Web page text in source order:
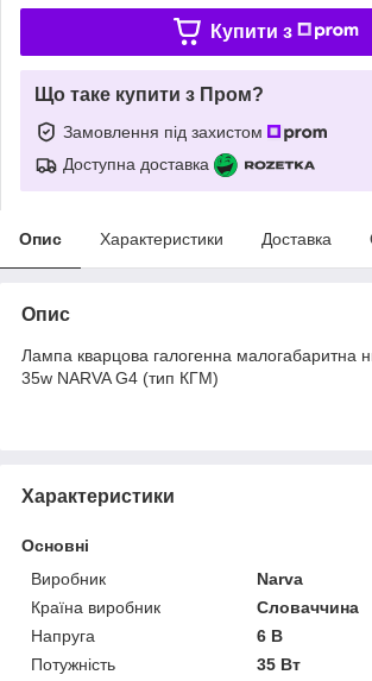
Купити з
Що таке купити з Пром?
Замовлення під захистом
Доступна доставка
Опис Характеристики Доставка
Опис
Лампа кварцова галогенна малогабаритна
35w NARVA G4 (тип КГМ)
Характеристики
Основні
Виробник
Narva
Країна виробник
Словаччина
Напруга
6 В
Потужність
35 Вт